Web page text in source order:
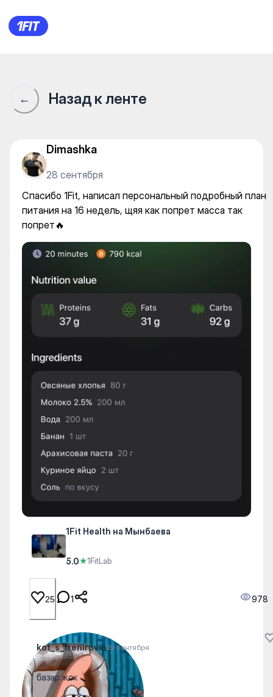
1Fit Health на Мынбаева —
← Назад к ленте
Dimashka
28 сентября
Спасибо 1Fit, написал персональный подробный план
питания на 16 недель, щяя как попрет масса так
попрет🔥
1Fit Health на Мынбаева
5.0★1FitLab
25 1 978
kot_s_trenirovki29 сентября
базар жок